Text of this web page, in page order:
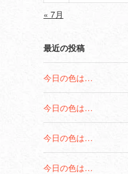
« 7月
最近の投稿
今日の色は…
今日の色は…
今日の色は…
今日の色は…